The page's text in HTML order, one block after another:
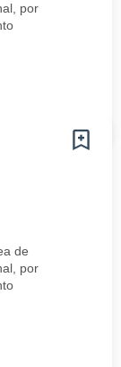
por
de
por